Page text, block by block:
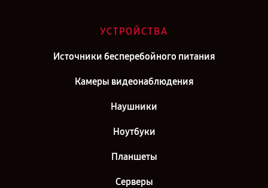
УСТРОЙСТВА
Источники бесперебойного питания
Камеры видеонаблюдения
Наушники
Ноутбуки
Планшеты
Серверы